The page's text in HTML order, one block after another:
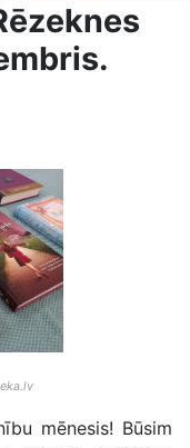
Būsim